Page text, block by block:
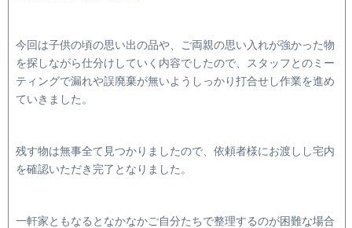
今回は子供の頃の思い出の品や、ご両親の思い入れが強かった物
を探しながら仕分けしていく内容でしたので、スタッフとのミー
ティングで漏れや誤廃棄が無いようしっかり打合せし作業を進め
ていきました。
残す物は無事全て見つかりましたので、依頼者様にお渡しし宅内
を確認いただき完了となりました。
一軒家ともなるとなかなかご自分たちで整理するのが困難な場合